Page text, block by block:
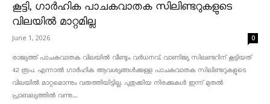
കൂട്ടി, ഗാർഹിക പാചകവാതക സിലിണ്ടറുകളുടെ
വിലയിൽ മാറ്റമില്ല
June 1, 2026 0
രാജ്യത്ത് പാചകവാതക വിലയിൽ വീണ്ടും വർധനവ്. വാണിജ്യ സിലണ്ടറിന് കൂട്ടിയത്
42 രൂപ. എന്നാൽ ഗാർഹിക ആവശ്യങ്ങൾക്കുള്ള പാചകവാതക സിലിണ്ടറുകളുടെ
വിലയിൽ മാറ്റമൊന്നും വരുത്തിയിട്ടില്ല. പുതുക്കിയ നിരക്കുകൾ ഇന്ന് മുതൽ
പ്രാബല്യത്തിൽ വന്നു....